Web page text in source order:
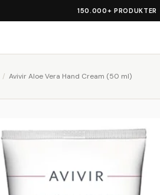
150.000+ PRODUKTER
Avivir Aloe Vera Hand Cream (50 ml)